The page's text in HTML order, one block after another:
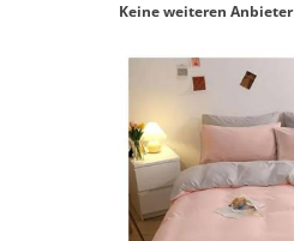
Keine weiteren Anbieter